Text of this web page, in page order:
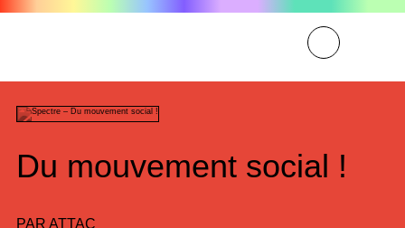
Du mouvement social !
PAR ATTAC